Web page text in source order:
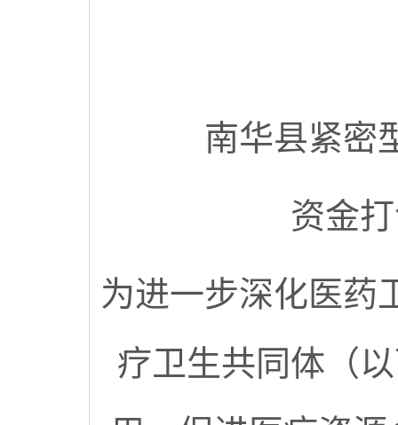
南华县紧密
资金
为进一步深化医药
疗卫生共同体（